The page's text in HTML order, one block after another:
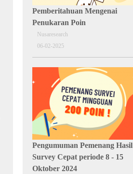
Pemberitahuan Mengenai
Penukaran Poin
Nusaresearch
06-02-2025
Pengumuman Pemenang Hasil
Survey Cepat periode 8 - 15
Oktober 2024